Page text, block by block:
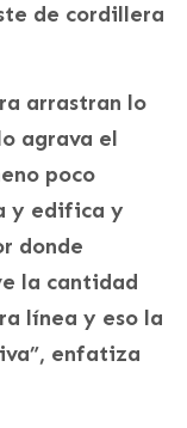
de cordillera
arrastran lo
agrava el
poco
y edifica y
donde
la cantidad
línea y eso la
enfatiza